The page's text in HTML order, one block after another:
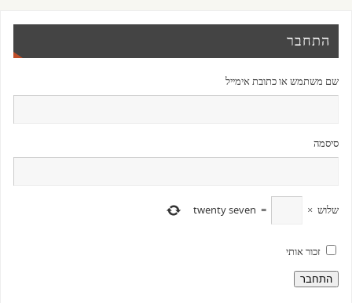
התחבר
שם משתמש או כתובת אימייל
סיסמה
שלוש ×
=
twenty seven
זכור אותי
התחבר